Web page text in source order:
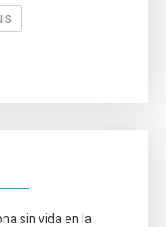
sin vida en la